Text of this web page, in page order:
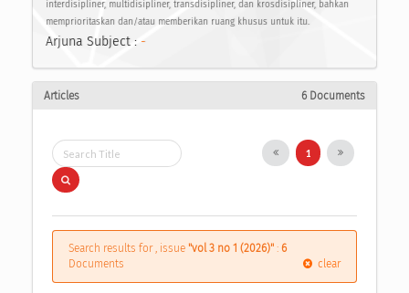
interdisipliner, multidisipliner, transdisipliner, dan krosdisipliner, bahkan
memprioritaskan dan/atau memberikan ruang khusus untuk itu.
Arjuna Subject : -
Articles 6 Documents
1
Search results for , issue "vol 3 no 1 (2026)" : 6
Documents
clear